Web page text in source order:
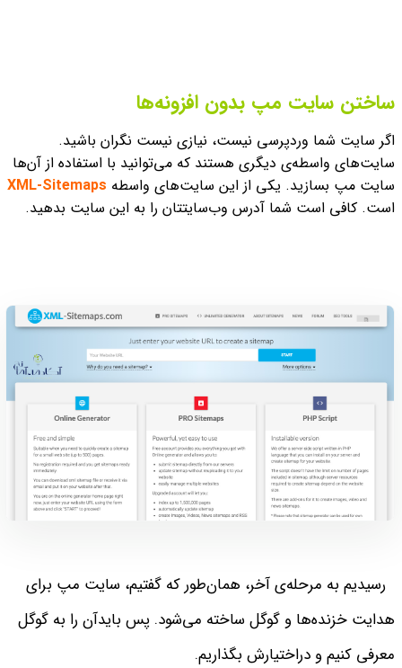
ساختن سایت مپ بدون افزونه‌ها
اگر سایت شما وردپرسی نیست، نیازی نیست نگران باشید.
سایت‌های واسطه‌ی دیگری هستند که می‌توانید با استفاده از آن‌ها
سایت مپ بسازید. یکی از این سایت‌های واسطه XML-Sitemaps
است. کافی است شما آدرس وب‌سایتتان را به این سایت بدهید.
رسیدیم به مرحله‌ی آخر، همان‌طور که گفتیم، سایت مپ برای
هدایت خزنده‌ها و گوگل ساخته می‌شود. پس بایدآن را به گوگل
معرفی کنیم و دراختیارش بگذاریم.